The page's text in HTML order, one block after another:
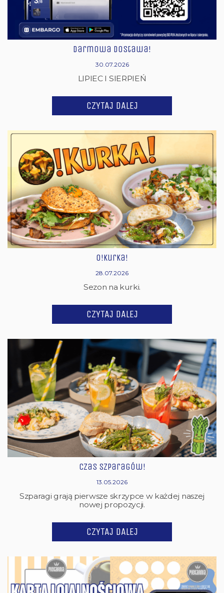
Darmowa dostawa!
30.07.2026
LIPIEC I SIERPIEŃ
CZYTAJ DALEJ
O!Kurka!
28.07.2026
Sezon na kurki.
CZYTAJ DALEJ
Czas Szparagów!
13.05.2026
Szparagi grają pierwsze skrzypce w każdej naszej
nowej propozycji.
CZYTAJ DALEJ